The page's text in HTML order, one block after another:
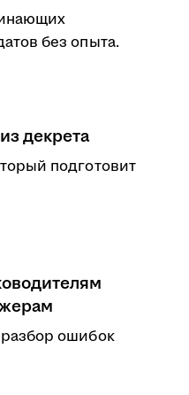
без опыта.
декрета
подготовит
ошибок